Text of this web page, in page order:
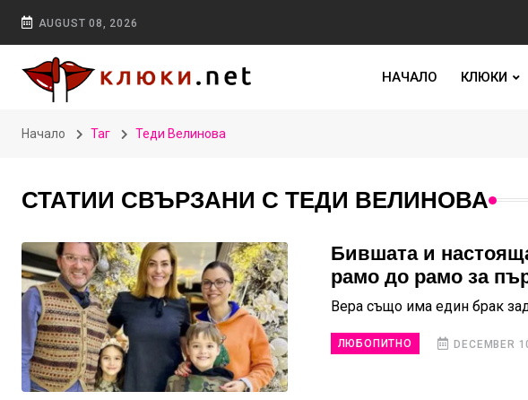
AUGUST 08, 2026
НАЧАЛО КЛЮКИ
Начало Таг Теди Велинова
СТАТИИ СВЪРЗАНИ С ТЕДИ ВЕЛИНОВА
Бившата и
рамо до рамо за
Вера също има един брак
ЛЮБОПИТНО DECEMBER